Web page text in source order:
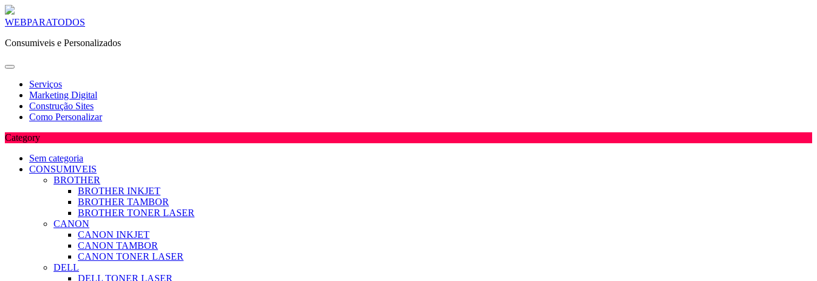
Skip
content
WEBPARATODOS
Consumiveis e Personalizados
Serviços
Marketing Digital
Construção Sites
Como Personalizar
Category
Sem categoria
CONSUMIVEIS
BROTHER
BROTHER INKJET
BROTHER TAMBOR
BROTHER TONER LASER
CANON
CANON INKJET
CANON TAMBOR
CANON TONER LASER
DELL
DELL TONER LASER